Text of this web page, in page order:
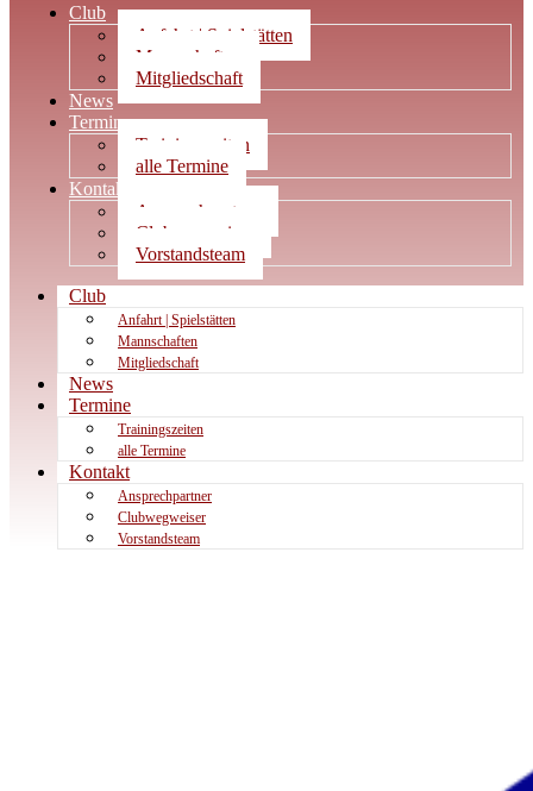
Club
Anfahrt | Spielstätten
Mannschaften
Mitgliedschaft
News
Termine
Trainingszeiten
alle Termine
Kontakt
Ansprechpartner
Clubwegweiser
Vorstandsteam
Club
Anfahrt | Spielstätten
Mannschaften
Mitgliedschaft
News
Termine
Trainingszeiten
alle Termine
Kontakt
Ansprechpartner
Clubwegweiser
Vorstandsteam